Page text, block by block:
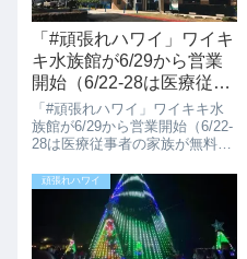
「#頑張れハワイ」ワイキ
キ水族館が6/29から営業
開始（6/22-28は医療従事
者の家族が無料）
「#頑張れハワイ」ワイキキ水
族館が6/29から営業開始（6/22-
28は医療従事者の家族が無料）
て実施される自己隔離の解除さ
れ、徐々に経済活動が戻りつつ
あるハワイですが、6月29日
（月）からワイキキ水族館が再
び...
頑張れハワイ